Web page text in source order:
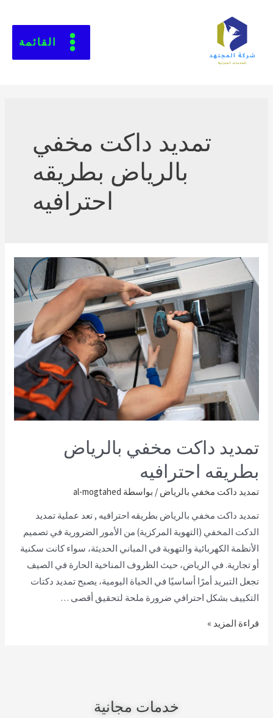
القائمة
تمديد داكت مخفي
بالرياض بطريقه
احترافيه
تمديد داكت مخفي بالرياض
بطريقه احترافيه
تمديد داكت مخفي بالرياض / بواسطة al-mogtahed
تمديد داكت مخفي بالرياض بطريقه احترافيه , تعد عملية تمديد
الدكت المخفي (التهوية المركزية) من الأمور الضرورية في تصميم
الأنظمة الكهربائية والتهوية في المباني الحديثة، سواء كانت سكنية
أو تجارية. في الرياض، حيث الظروف المناخية الحارة في الصيف
تجعل التبريد أمرًا أساسيًا في الحياة اليومية، يصبح تمديد دكتات
التكييف بشكل احترافي ضرورة ملحة لتحقيق أقصى …
قراءة المزيد »
خدمات مجانية